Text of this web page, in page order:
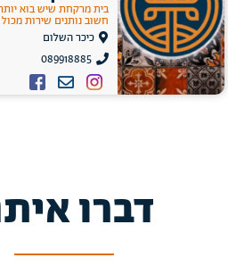
בית מרקחת שיש בוא
חשוב נותנים שירות מכול
כיכר השלום
089918885
דברו